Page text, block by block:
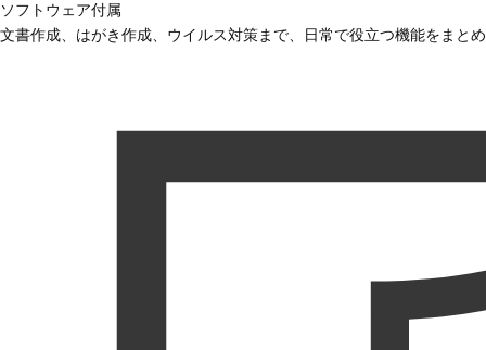
ソフトウェア付属
文書作成、はがき作成、ウイルス対策まで、日常で役立つ機能をまと